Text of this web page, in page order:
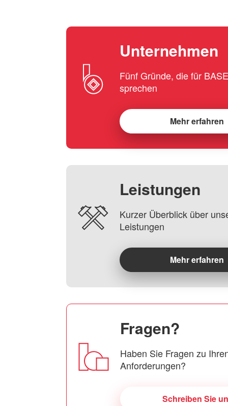
Unternehmen
Fünf Gründe, die für
sprechen
Mehr erfahren
Leistungen
Kurzer Überblick über
Leistungen
Mehr erfahren
Fragen?
Haben Sie Fragen zu
Anforderungen?
Schreiben Sie